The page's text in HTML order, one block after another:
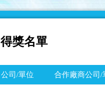
得獎名單
公司/單位 合作廠商公司/